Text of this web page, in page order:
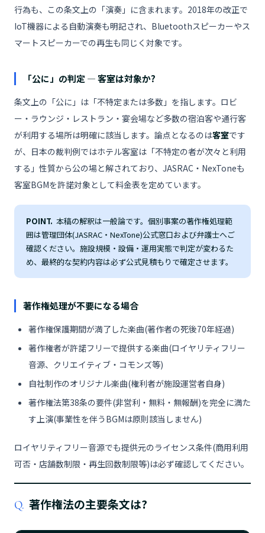
行為も、この条文上の「演奏」に含まれます。2018年の改正で
IoT機器による自動演奏も明記され、Bluetoothスピーカーやス
マートスピーカーでの再生も同じく対象です。
「公に」の判定 ― 客室は対象か?
条文上の「公に」は「不特定または多数」を指します。ロビ
ー・ラウンジ・レストラン・宴会場など多数の宿泊客や通行客
が利用する場所は明確に該当します。論点となるのは客室です
が、日本の裁判例ではホテル客室は「不特定の者が次々と利用
する」性質から公の場と解されており、JASRAC・NexToneも
客室BGMを許諾対象として料金表を定めています。
POINT. 本稿の解釈は一般論です。個別事案の著作権処理範
囲は管理団体(JASRAC・NexTone)公式窓口および弁護士へご
確認ください。施設規模・設備・運用実態で判定が変わるた
め、最終的な契約内容は必ず公式見積もりで確定させます。
著作権処理が不要になる場合
著作権保護期間が満了した楽曲(著作者の死後70年経過)
著作権者が許諾フリーで提供する楽曲(ロイヤリティフリー
音源、クリエイティブ・コモンズ等)
自社制作のオリジナル楽曲(権利者が施設運営者自身)
著作権法第38条の要件(非営利・無料・無報酬)を完全に満た
す上演(事業性を伴うBGMは原則該当しません)
ロイヤリティフリー音源でも提供元のライセンス条件(商用利用
可否・店舗数制限・再生回数制限等)は必ず確認してください。
Q. 著作権法の主要条文は?